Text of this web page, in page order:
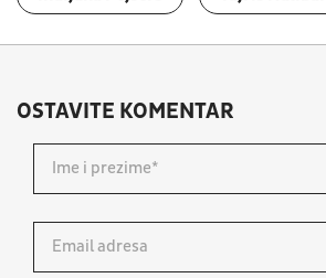
OSTAVITE KOMENTAR